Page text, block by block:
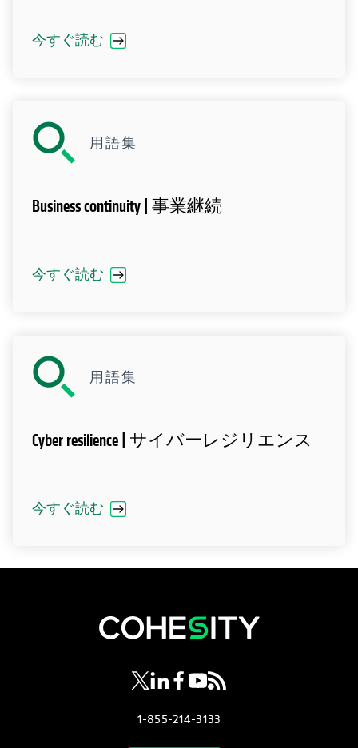
今すぐ読む
用語集
Business continuity | 事業継続
今すぐ読む
用語集
Cyber resilience | サイバーレジリエンス
今すぐ読む
新しいタブで開く
新しいタブで開く
新しいタブで開く
新しいタブで開く
新しいタブで開く
1-855-214-3133